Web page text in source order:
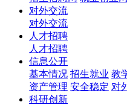
对外交流
对外交流
人才招聘
人才招聘
信息公开
基本情况 招生就业 教
资产管理 安全稳定 对
科研创新